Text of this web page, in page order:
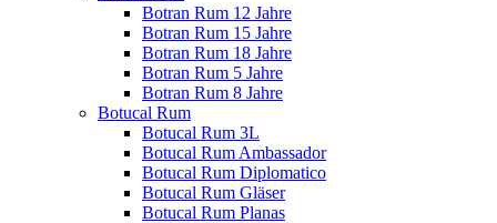
Botran Rum 12 Jahre
Botran Rum 15 Jahre
Botran Rum 18 Jahre
Botran Rum 5 Jahre
Botran Rum 8 Jahre
Botucal Rum
Botucal Rum 3L
Botucal Rum Ambassador
Botucal Rum Diplomatico
Botucal Rum Gläser
Botucal Rum Planas